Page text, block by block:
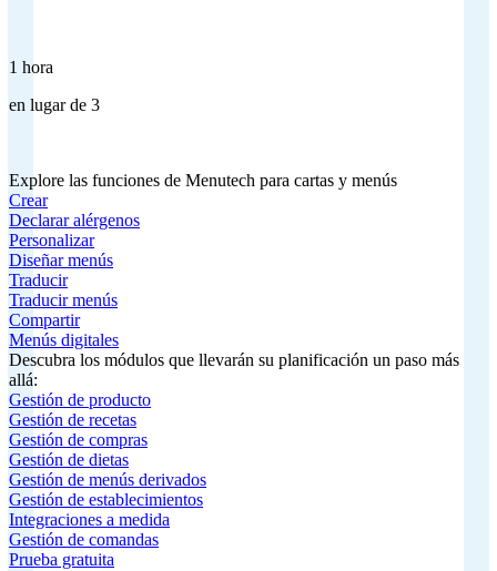
1 hora
en lugar de 3
Explore las funciones de Menutech para cartas y menús
Crear
Declarar alérgenos
Personalizar
Diseñar menús
Traducir
Traducir menús
Compartir
Menús digitales
Descubra los módulos que llevarán su planificación un paso más
allá:
Gestión de producto
Gestión de recetas
Gestión de compras
Gestión de dietas
Gestión de menús derivados
Gestión de establecimientos
Integraciones a medida
Gestión de comandas
Prueba gratuita